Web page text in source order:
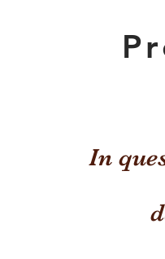
In